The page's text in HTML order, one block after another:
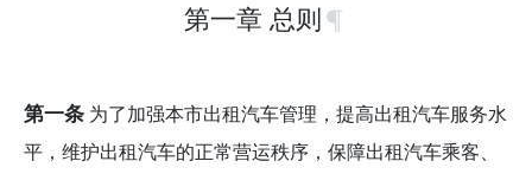
第一章 总则
第一条 为了加强本市出租汽车管理，提高出租汽车服务水
平，维护出租汽车的正常营运秩序，保障出租汽车乘客、